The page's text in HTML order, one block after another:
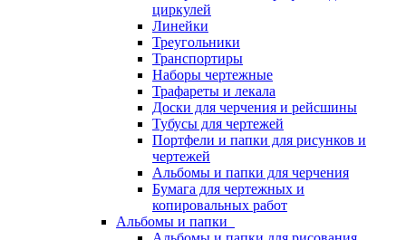
циркулей
Линейки
Треугольники
Транспортиры
Наборы чертежные
Трафареты и лекала
Доски для черчения и рейсшины
Тубусы для чертежей
Портфели и папки для рисунков и
чертежей
Альбомы и папки для черчения
Бумага для чертежных и
копировальных работ
Альбомы и папки